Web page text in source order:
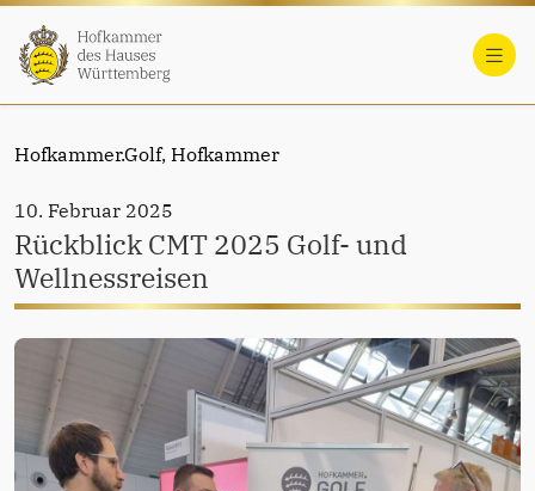
Hofkammer.Golf, Hofkammer
10. Februar 2025
Rückblick CMT 2025 Golf- und
Wellnessreisen